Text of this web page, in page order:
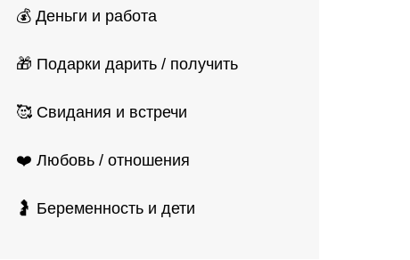
💰 Деньги и работа
🎁 Подарки дарить / получить
🥰 Свидания и встречи
❤️ Любовь / отношения
🤰 Беременность и дети